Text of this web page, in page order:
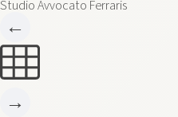
Studio Avvocato Ferraris
←
→